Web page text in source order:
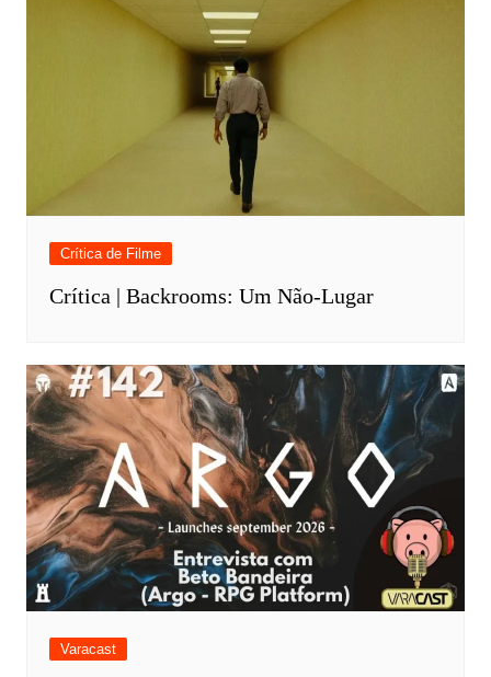
Crítica de Filme
Crítica | Backrooms: Um Não-Lugar
Varacast